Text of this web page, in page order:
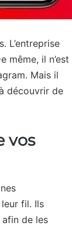
L’entreprise
même, il n’est
Mais il
découvrir de
vos
fil. Ils
de les